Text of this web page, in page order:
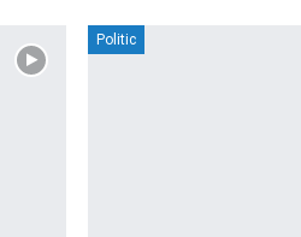
Politic